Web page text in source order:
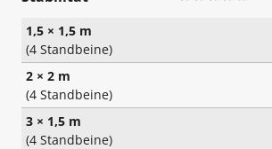
1,5 × 1,5 m
(4 Standbeine)
2 × 2 m
(4 Standbeine)
3 × 1,5 m
(4 Standbeine)